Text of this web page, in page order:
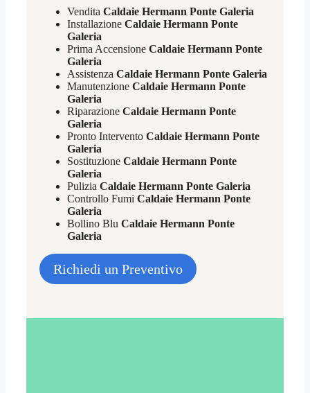
Vendita Caldaie Hermann Ponte Galeria
Installazione Caldaie Hermann Ponte
Galeria
Prima Accensione Caldaie Hermann Ponte
Galeria
Assistenza Caldaie Hermann Ponte Galeria
Manutenzione Caldaie Hermann Ponte
Galeria
Riparazione Caldaie Hermann Ponte
Galeria
Pronto Intervento Caldaie Hermann Ponte
Galeria
Sostituzione Caldaie Hermann Ponte
Galeria
Pulizia Caldaie Hermann Ponte Galeria
Controllo Fumi Caldaie Hermann Ponte
Galeria
Bollino Blu Caldaie Hermann Ponte
Galeria
Richiedi un Preventivo